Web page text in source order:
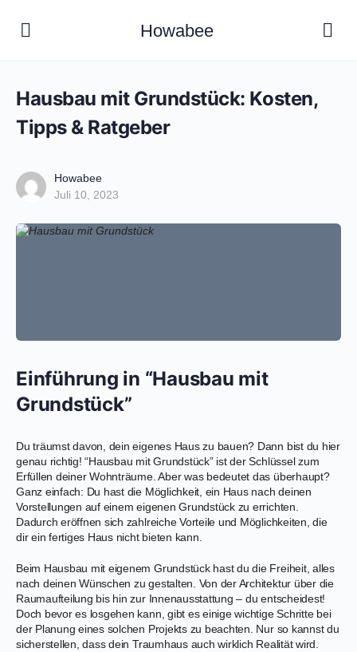
Howabee
Hausbau mit Grundstück: Kosten,
Tipps & Ratgeber
Howabee
Juli 10, 2023
Einführung in “Hausbau mit
Grundstück”
Du träumst davon, dein eigenes Haus zu bauen? Dann bist du hier
genau richtig! “Hausbau mit Grundstück” ist der Schlüssel zum
Erfüllen deiner Wohnträume. Aber was bedeutet das überhaupt?
Ganz einfach: Du hast die Möglichkeit, ein Haus nach deinen
Vorstellungen auf einem eigenen Grundstück zu errichten.
Dadurch eröffnen sich zahlreiche Vorteile und Möglichkeiten, die
dir ein fertiges Haus nicht bieten kann.
Beim Hausbau mit eigenem Grundstück hast du die Freiheit, alles
nach deinen Wünschen zu gestalten. Von der Architektur über die
Raumaufteilung bis hin zur Innenausstattung – du entscheidest!
Doch bevor es losgehen kann, gibt es einige wichtige Schritte bei
der Planung eines solchen Projekts zu beachten. Nur so kannst du
sicherstellen, dass dein Traumhaus auch wirklich Realität wird.